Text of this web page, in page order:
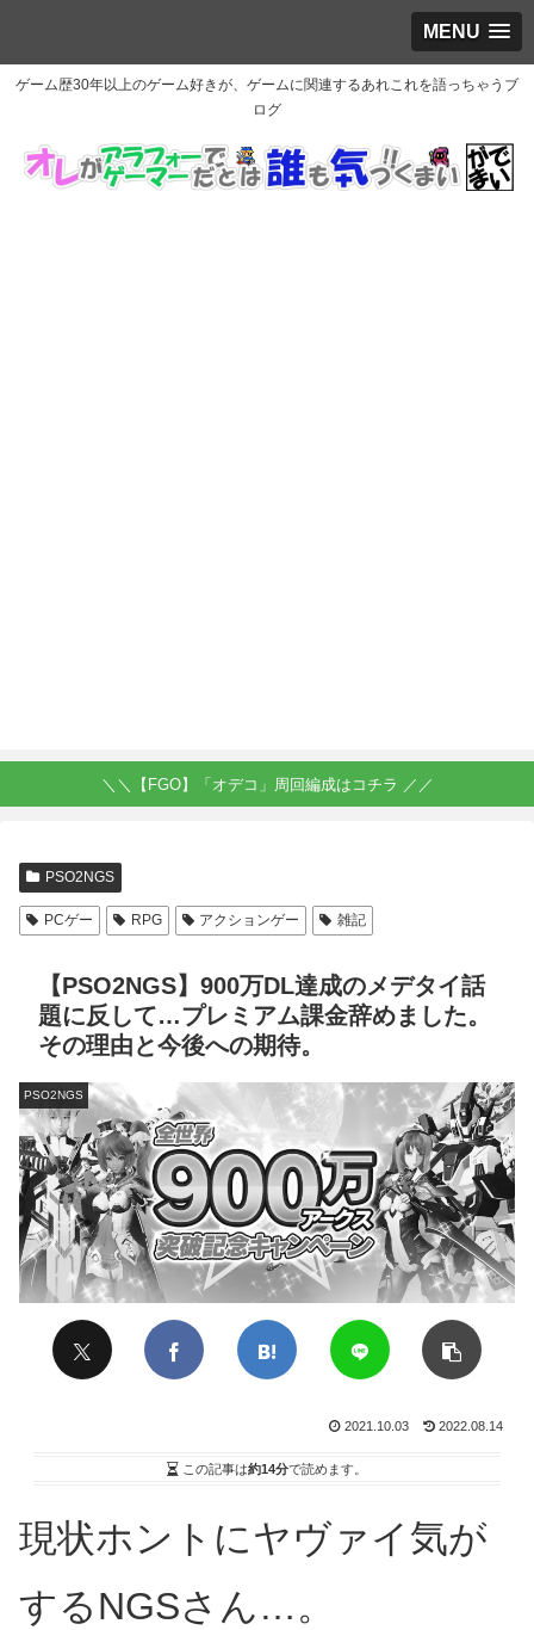
MENU
ゲーム歴30年以上のゲーム好きが、ゲームに関連するあれこれを語っちゃうブ
ログ
＼＼【FGO】「オデコ」周回編成はコチラ ／／
PSO2NGS
PCゲー RPG アクションゲー 雑記
【PSO2NGS】900万DL達成のメデタイ話
題に反して…プレミアム課金辞めました。
その理由と今後への期待。
PSO2NGS
2021.10.03 2022.08.14
この記事は約14分で読めます。
現状ホントにヤヴァイ気が
するNGSさん…。